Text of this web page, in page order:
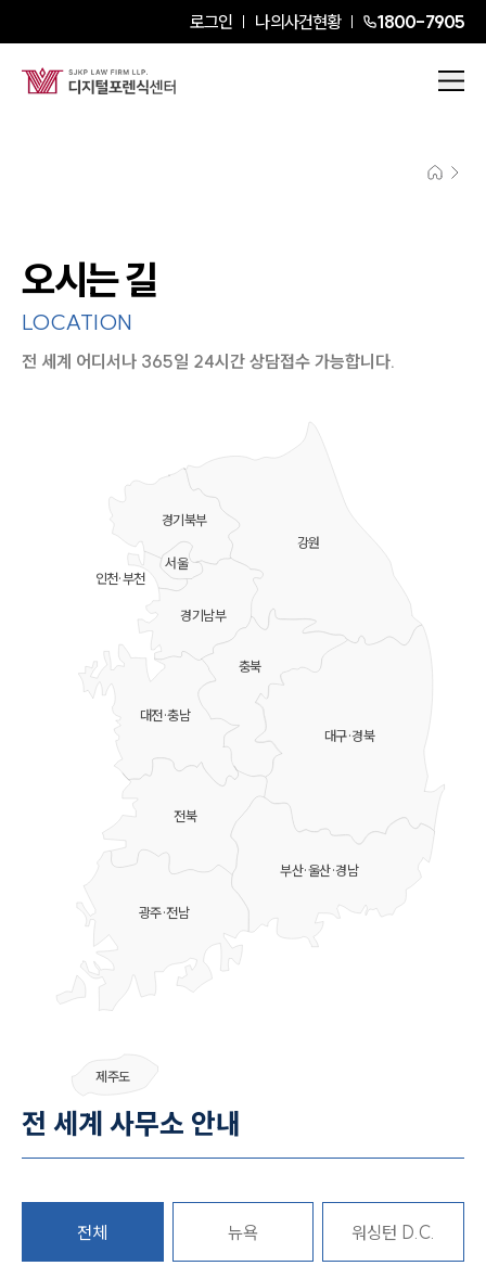
로그인 나의사건현황 1800-7905
대륜의 강점
오시는 길
글로벌 파트너 로펌
통합검색
AI대륜
오시는 길
LOCATION
전 세계 어디서나 365일 24시간 상담접수 가능합니다.
강원
충북
대전·충남
대구·경북
부산·울산·경남
전북
광주·전남
제주도
경기북부
경기남부
서울
인천·부천
전 세계 사무소 안내
전체 뉴욕 워싱턴 D.C.